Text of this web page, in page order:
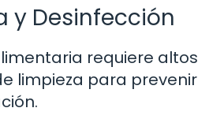
y Desinfección
requiere altos
limpieza para prevenir